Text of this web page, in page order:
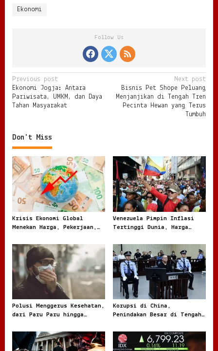
Ekonomi
Follow Us
P
o
s
n
a
v
i
g
a
t
i
o
n
Previous post
Ekonomi Jogja: Antara
Pariwisata, UMKM, dan Daya
Tahan Masyarakat
Next post
Bisnis Pet Shope Peluang
Menjanjikan di Tengah Tren
Pecinta Hewan yang Terus
Tumbuh
Don't Miss
Krisis Ekonomi Global
Menekan Harga, Pekerjaan,
Venezuela Pimpin Inflasi
Tertinggi Dunia, Harga
Polusi Menggerus Kesehatan,
dari Paru Paru hingga
Korupsi di China,
Penindakan Besar di Tengah